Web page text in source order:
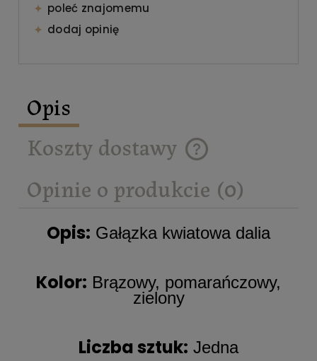
poleć znajomemu
dodaj opinię
Opis
Koszty dostawy
Cena nie zawiera ewentualnych
Opinie o produkcie (0)
Opis: Gałązka kwiatowa dalia
Kolor: Brązowy, pomarańczowy,
zielony
Liczba sztuk: Jedna